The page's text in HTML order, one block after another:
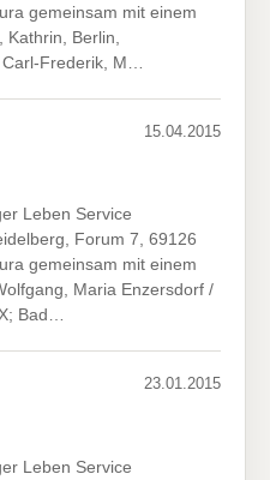
gemeinsam mit einem
Berlin,
Frederik, M…
15.04.2015
Leben Service
Forum 7, 69126
gemeinsam mit einem
Maria Enzersdorf /
Bad…
23.01.2015
Leben Service